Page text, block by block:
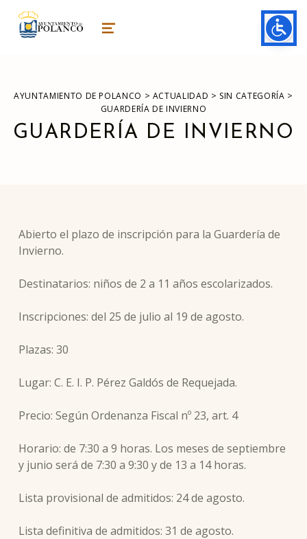
ayuntamiento de polanco
AYUNTAMIENTO DE POLANCO MENU
AYUNTAMIENTO DE POLANCO > ACTUALIDAD > SIN CATEGORÍA >
GUARDERÍA DE INVIERNO
GUARDERÍA DE INVIERNO
Abierto el plazo de inscripción para la Guardería de
Invierno.
Destinatarios: niños de 2 a 11 años escolarizados.
Inscripciones: del 25 de julio al 19 de agosto.
Plazas: 30
Lugar: C. E. I. P. Pérez Galdós de Requejada.
Precio: Según Ordenanza Fiscal nº 23, art. 4
Horario: de 7:30 a 9 horas. Los meses de septiembre
y junio será de 7:30 a 9:30 y de 13 a 14 horas.
Lista provisional de admitidos: 24 de agosto.
Lista definitiva de admitidos: 31 de agosto.